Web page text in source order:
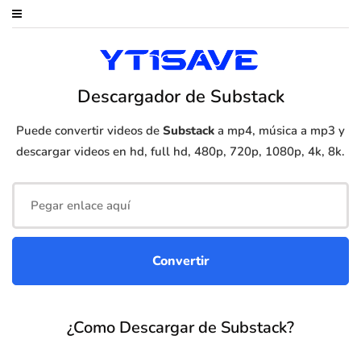
Descargador de Substack
Puede convertir videos de Substack a mp4, música a mp3 y
descargar videos en hd, full hd, 480p, 720p, 1080p, 4k, 8k.
¿Como Descargar de Substack?